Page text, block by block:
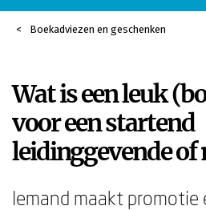
Boekadviezen en geschenken
Wat is een leuk
voor een startend
leidinggevende of
Iemand maakt